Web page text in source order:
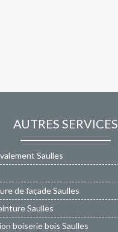
AUTRES SERVICES
Saulles
de façade Saulles
Saulles
boiserie bois Saulles